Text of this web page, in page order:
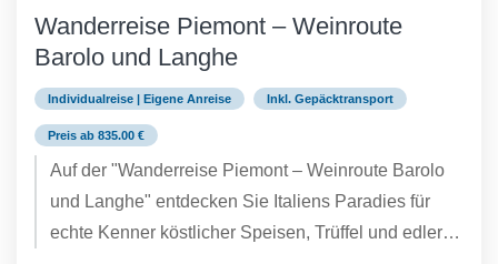
Wanderreise Piemont – Weinroute
Barolo und Langhe
Individualreise | Eigene Anreise Inkl. Gepäcktransport
Preis ab 835.00 €
Auf der "Wanderreise Piemont – Weinroute Barolo
und Langhe" entdecken Sie Italiens Paradies für
echte Kenner köstlicher Speisen, Trüffel und edler